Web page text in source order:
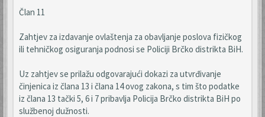
Član 11
Zahtjev za izdavanje ovlaštenja za obavljanje poslova fizičkog
ili tehničkog osiguranja podnosi se Policiji Brčko distrikta BiH.
Uz zahtjev se prilažu odgovarajući dokazi za utvrđivanje
činjenica iz člana 13 i člana 14 ovog zakona, s tim što podatke
iz člana 13 tački 5, 6 i 7 pribavlja Policija Brčko distrikta BiH po
službenoj dužnosti.